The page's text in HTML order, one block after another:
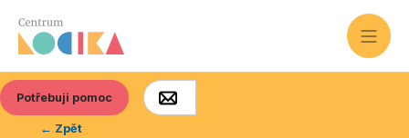
Potřebuji pomoc
← Zpět